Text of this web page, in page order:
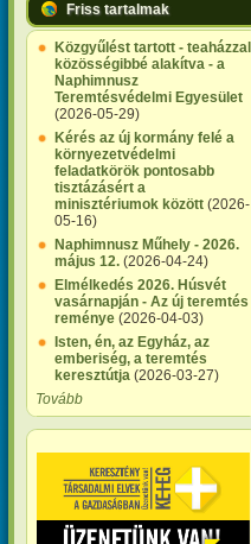
Friss tartalmak
Közgyűlést tartott - teaházzal
közösségibbé alakítva - a
Naphimnusz
Teremtésvédelmi Egyesület
(2026-05-29)
Kérés az új kormány felé a
környezetvédelmi
feladatkörök pontosabb
tisztázásért a
minisztériumok között (2026-
05-16)
Naphimnusz Műhely - 2026.
május 12. (2026-04-24)
Elmélkedés 2026. Húsvét
vasárnapján - Az új teremtés
reménye (2026-04-03)
Isten, én, az Egyház, az
emberiség, a teremtés
keresztútja (2026-03-27)
Tovább